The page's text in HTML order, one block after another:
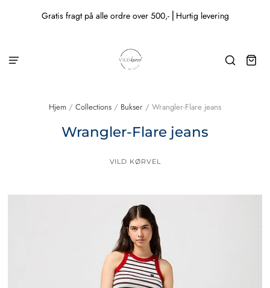
Gratis fragt på alle ordre over 500,- ⎜Hurtig levering
Hjem / Collections / Bukser / Wrangler-Flare jeans
Wrangler-Flare jeans
VILD KØRVEL